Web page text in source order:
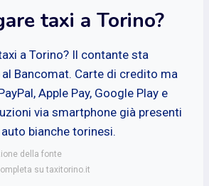
taxi a Torino?
a Torino? Il contante sta
Bancomat. Carte di credito ma
Apple Pay, Google Play e
via smartphone già presenti
bianche torinesi.
della fonte
su taxitorino.it